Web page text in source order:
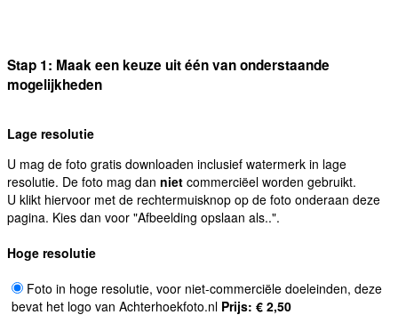
Stap 1: Maak een keuze uit één van onderstaande
mogelijkheden
Lage resolutie
U mag de foto gratis downloaden inclusief watermerk in lage
resolutie. De foto mag dan niet commerciëel worden gebruikt.
U klikt hiervoor met de rechtermuisknop op de foto onderaan deze
pagina. Kies dan voor "Afbeelding opslaan als..".
Hoge resolutie
Foto in hoge resolutie, voor niet-commerciële doeleinden, deze
bevat het logo van Achterhoekfoto.nl Prijs: € 2,50